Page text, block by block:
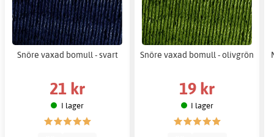
Snöre vaxad bomull - svart
21 kr
I lager
Snöre vaxad bomull - olivgrön
19 kr
I lager